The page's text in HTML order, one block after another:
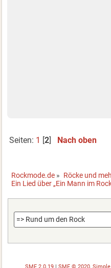
Seiten: 1 [2] Nach oben
Rockmode.de » Röcke und
Ein Lied über „Ein Mann im
SMF 2.0.19 | SMF © 2020